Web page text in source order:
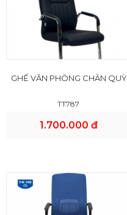
GHẾ VĂN PHÒNG CHÂN QUỲ
TT787
1.700.000 đ